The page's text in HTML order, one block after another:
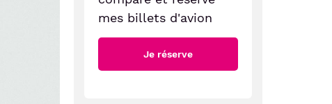
mes billets d'avion
Je réserve